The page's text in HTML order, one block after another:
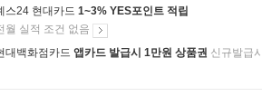
스24 현대카드 1~3% YES포인트 적립
월 실적 조건 없음
대백화점카드 앱카드 발급시 1만원 상품권 신규발급시